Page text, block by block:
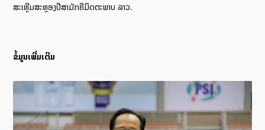
ສະເຫຼີມສະຫຼອງປີສາມັກຄີມິດຕະພາບ ລາວ.
ຂໍ້ມູນເພີ່ມເຕີມ